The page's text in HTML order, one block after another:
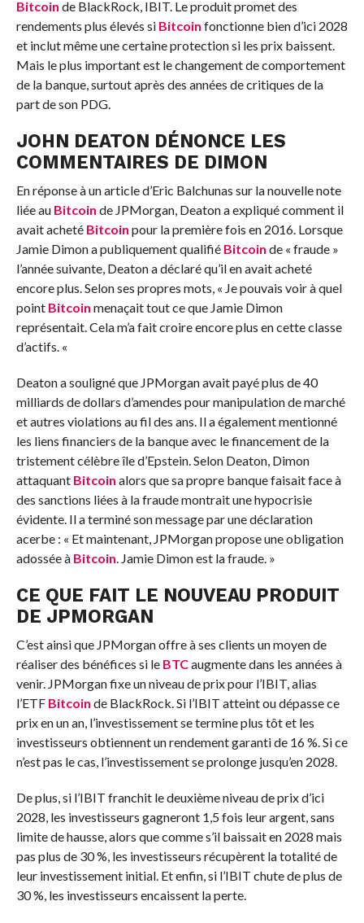
Bitcoin de BlackRock, IBIT. Le produit promet des
rendements plus élevés si Bitcoin fonctionne bien d’ici 2028
et inclut même une certaine protection si les prix baissent.
Mais le plus important est le changement de comportement
de la banque, surtout après des années de critiques de la
part de son PDG.
JOHN DEATON DÉNONCE LES
COMMENTAIRES DE DIMON
En réponse à un article d’Eric Balchunas sur la nouvelle note
liée au Bitcoin de JPMorgan, Deaton a expliqué comment il
avait acheté Bitcoin pour la première fois en 2016. Lorsque
Jamie Dimon a publiquement qualifié Bitcoin de « fraude »
l’année suivante, Deaton a déclaré qu’il en avait acheté
encore plus. Selon ses propres mots, « Je pouvais voir à quel
point Bitcoin menaçait tout ce que Jamie Dimon
représentait. Cela m’a fait croire encore plus en cette classe
d’actifs. «
Deaton a souligné que JPMorgan avait payé plus de 40
milliards de dollars d’amendes pour manipulation de marché
et autres violations au fil des ans. Il a également mentionné
les liens financiers de la banque avec le financement de la
tristement célèbre île d’Epstein. Selon Deaton, Dimon
attaquant Bitcoin alors que sa propre banque faisait face à
des sanctions liées à la fraude montrait une hypocrisie
évidente. Il a terminé son message par une déclaration
acerbe : « Et maintenant, JPMorgan propose une obligation
adossée à Bitcoin. Jamie Dimon est la fraude. »
CE QUE FAIT LE NOUVEAU PRODUIT
DE JPMORGAN
C’est ainsi que JPMorgan offre à ses clients un moyen de
réaliser des bénéfices si le BTCaugmente dans les années à
venir. JPMorgan fixe un niveau de prix pour l’IBIT, alias
l’ETF Bitcoin de BlackRock. Si l’IBIT atteint ou dépasse ce
prix en un an, l’investissement se termine plus tôt et les
investisseurs obtiennent un rendement garanti de 16 %. Si ce
n’est pas le cas, l’investissement se prolonge jusqu’en 2028.
De plus, si l’IBIT franchit le deuxième niveau de prix d’ici
2028, les investisseurs gagneront 1,5 fois leur argent, sans
limite de hausse, alors que comme s’il baissait en 2028 mais
pas plus de 30 %, les investisseurs récupèrent la totalité de
leur investissement initial. Et enfin, si l’IBIT chute de plus de
30 %, les investisseurs encaissent la perte.